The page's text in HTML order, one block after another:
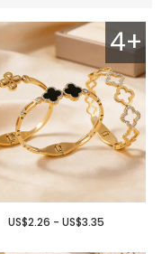
4+
US$2.26 - US$3.35